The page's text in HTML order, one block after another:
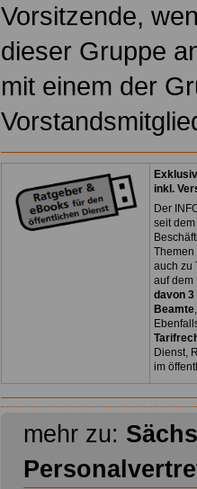
Vorsitzende,
dieser Gruppe
mit einem der
inkl.
Der
seit
Themen
auch zu
auf dem
davon 3
Beamte
Dienst,
im
mehr zu: